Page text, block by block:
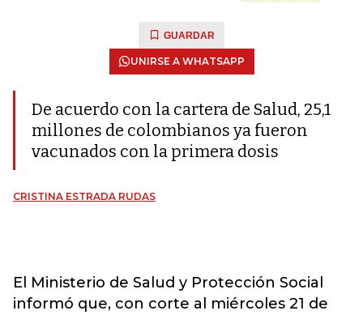
GUARDAR
UNIRSE A WHATSAPP
De acuerdo con la cartera de Salud, 25,1
millones de colombianos ya fueron
vacunados con la primera dosis
CRISTINA ESTRADA RUDAS
El Ministerio de Salud y Protección Social
informó que, con corte al miércoles 21 de